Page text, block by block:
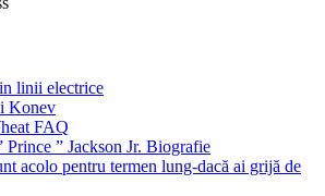
linii electrice
Konev
FAQ
Prince ” Jackson Jr. Biografie
acolo pentru termen lung-dacă ai grijă de